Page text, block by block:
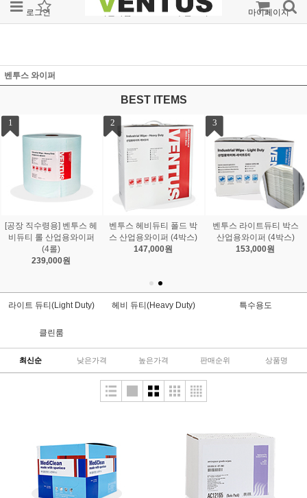
로그인 회원가입 주문조회 마이페이지
벤투스 와이퍼
BEST ITEMS
벤투스 헤비듀티 롤 산업
용와이퍼 (4롤)
239,000원
벤투스 라이트듀티 롤 산
업용와이퍼 (4롤)
206,000원
라이트 듀티(Light Duty) 헤비 듀티(Heavy Duty) 특수용도
클린룸
최신순 낮은가격 높은가격 판매순위 상품명